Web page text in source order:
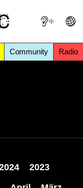
Community Radio
2023